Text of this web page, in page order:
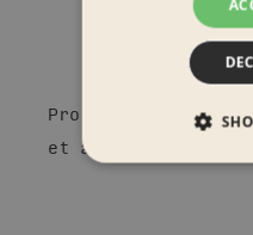
heller ikke
mellemtiden?
Problemer som
et ægte modulært